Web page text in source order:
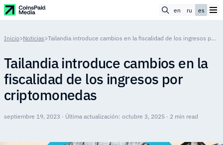
en ru es
Inicio>Noticias> Tailandia introduce cambios en la fiscalidad de los ingresos por criptomonedas
Tailandia introduce cambios en la
fiscalidad de los ingresos por
criptomonedas
septiembre 19, 2023 · Última actualización: octubre 3, 2025 · 2 min read